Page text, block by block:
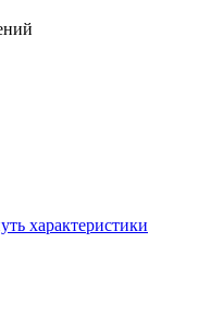
характеристики